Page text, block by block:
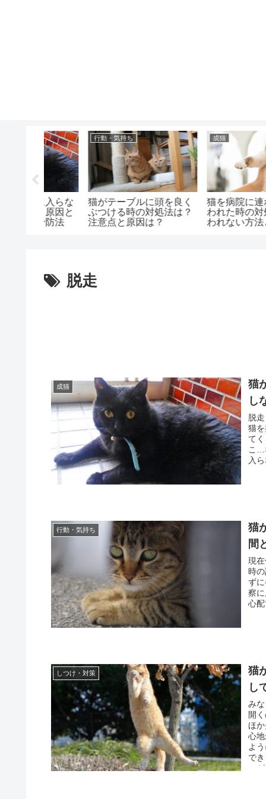
健康・症状
猫が水を飲んだ後に咳き
込む時の対処法は？ケア
方法と注意点は？
健康・症状
猫がお腹を見せるのに
む理由は？撫で方と注
点はどうする？
脱走
成猫
猫
し
脱
猫
て
こ…
入
行動・気持ち
猫
間
現
時
ず
察
心
しつけ・対策
猫
し
み
開
ほ
心
よ
で
の